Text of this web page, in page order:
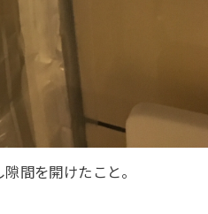
間を開けたこと。